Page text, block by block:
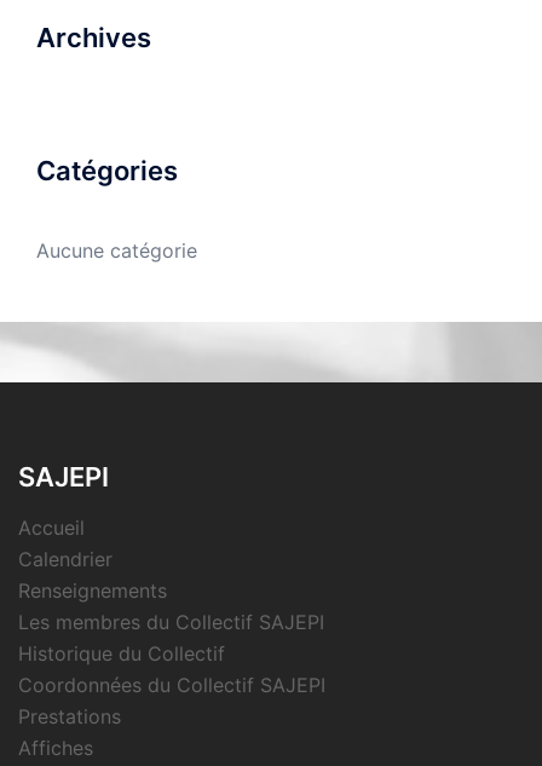
Archives
Catégories
Aucune catégorie
SAJEPI
Accueil
Calendrier
Renseignements
Les membres du Collectif SAJEPI
Historique du Collectif
Coordonnées du Collectif SAJEPI
Prestations
Affiches